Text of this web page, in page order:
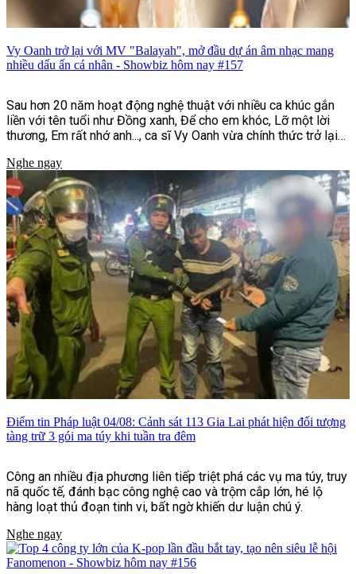
Vy Oanh trở lại với MV "Balayah", mở đầu dự án âm nhạc mang
nhiều dấu ấn cá nhân - Showbiz hôm nay #157
Sau hơn 20 năm hoạt động nghệ thuật với nhiều ca khúc gắn
liền với tên tuổi như Đồng xanh, Để cho em khóc, Lỡ một lời
thương, Em rất nhớ anh..., ca sĩ Vy Oanh vừa chính thức trở lại
"Hai Bản Thể | UNFOLDED", đồng thời đánh dấu bước chuyển
mình rõ nét về hình ảnh, phong cách âm nhạc và định hướng
sáng tạo của nữ ca sĩ sau nhiều năm gắn bó với dòng nhạc
ballad.
Nghe ngay
Điểm tin Pháp luật 04/08: Cảnh sát 113 Gia Lai phát hiện đối tượng
tàng trữ 3 gói ma túy khi tuần tra đêm
Công an nhiều địa phương liên tiếp triệt phá các vụ ma túy, truy
nã quốc tế, đánh bạc công nghệ cao và trộm cắp lớn, hé lộ
hàng loạt thủ đoạn tinh vi, bất ngờ khiến dư luận chú ý.
Nghe ngay